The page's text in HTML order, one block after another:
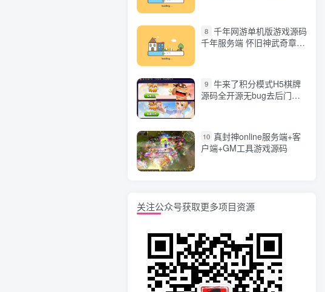
8 千年网游单机版游戏源码
千年服务端 怀旧神武奇章一
9 牛来了积分模式H5棋牌
源码全开源无bug去后门无
10 真封神online服务端+客
户端+GM工具游戏源码
关注公众号获取更多项目资源